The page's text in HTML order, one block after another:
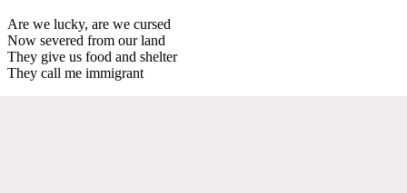
Are we lucky, are we cursed
Now severed from our land
They give us food and shelter
They call me immigrant